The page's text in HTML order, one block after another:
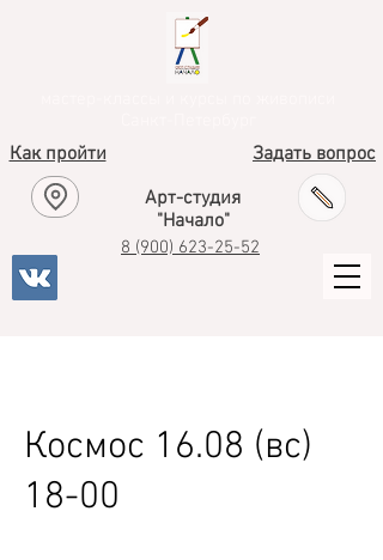
Арт-студия
"Начало"
8 (900) 623-25-52
Задать вопрос
Как пройти
Космос 16.08 (вс)
18-00